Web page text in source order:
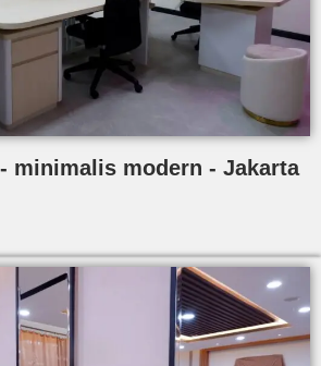
minimalis modern - Jakarta